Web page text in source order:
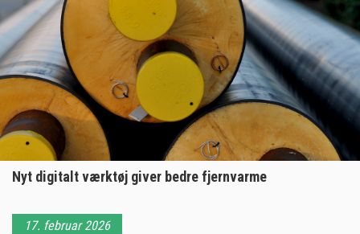
Nyt digitalt værktøj giver bedre fjernvarme
17. februar 2026